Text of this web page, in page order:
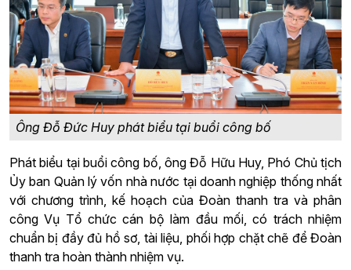
Ông Đỗ Đức Huy phát biểu tại buổi công bố
Phát biểu tại buổi công bố, ông Đỗ Hữu Huy, Phó Chủ tịch
Ủy ban Quản lý vốn nhà nước tại doanh nghiệp thống nhất
với chương trình, kế hoạch của Đoàn thanh tra và phân
công Vụ Tổ chức cán bộ làm đầu mối, có trách nhiệm
chuẩn bị đầy đủ hồ sơ, tài liệu, phối hợp chặt chẽ để Đoàn
thanh tra hoàn thành nhiệm vụ.